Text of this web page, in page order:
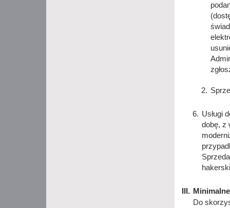
Usługi
dobę, z
Do